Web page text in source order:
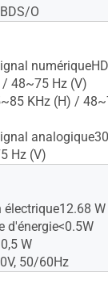
O
/ 48~75 Hz (V)
KHz (H) /
Hz (V)
W
d'énergie<0.5W
W
50/60Hz